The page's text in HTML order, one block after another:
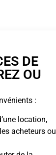
DE
OU
:
location,
acheteurs ou